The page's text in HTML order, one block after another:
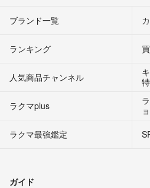
ブランド一覧
ランキング
人気商品チャンネル
ラクマplus
ラクマ最強鑑定
ガイド